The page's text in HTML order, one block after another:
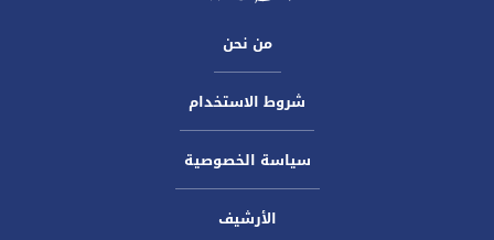
من نحن
شروط الاستخدام
سياسة الخصوصية
الأرشيف